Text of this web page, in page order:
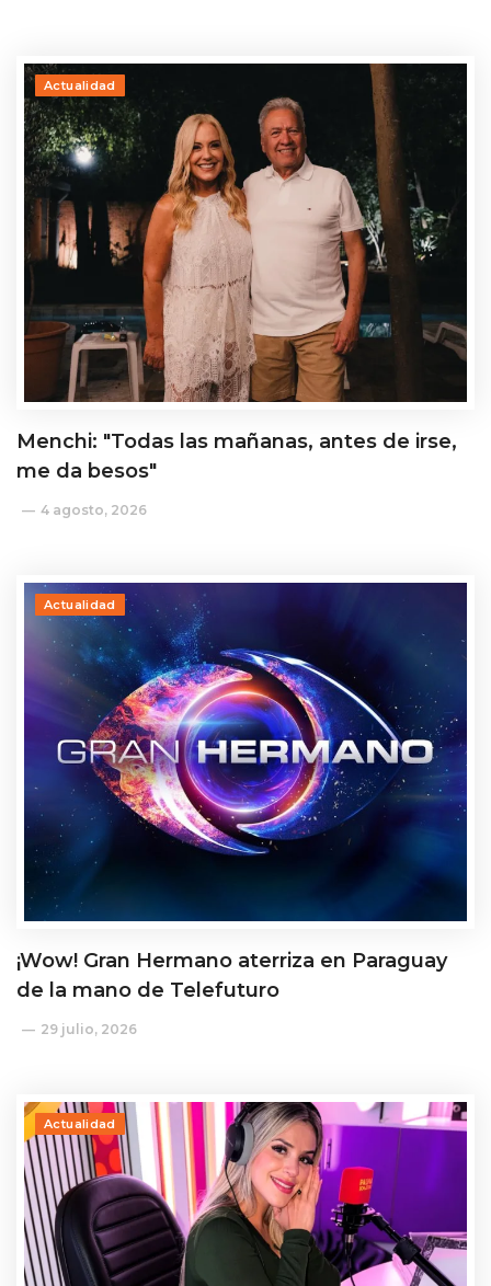
Actualidad
Menchi: "Todas las mañanas, antes de irse,
me da besos"
4 agosto, 2026
Actualidad
¡Wow! Gran Hermano aterriza en Paraguay
de la mano de Telefuturo
29 julio, 2026
Actualidad